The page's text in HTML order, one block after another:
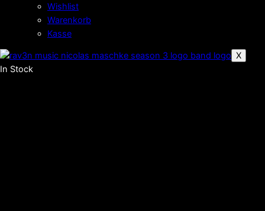
Wishlist
Warenkorb
Kasse
X
In Stock